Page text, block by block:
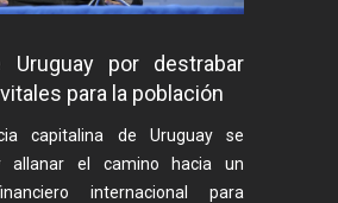
Uruguay por destrabar
para la población
capitalina de Uruguay se
allanar el camino hacia un
internacional para